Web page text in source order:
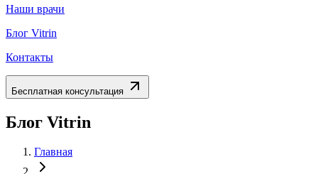
Наши врачи
Блог Vitrin
Контакты
Бесплатная консультация
Блог Vitrin
Главная